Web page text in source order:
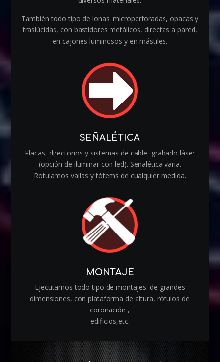
También todo tipo de lonas: microperforadas, opacas y
traslúcidas, con bastidores metálicos, directas a pared,
en cajones luminosos y en mástiles.
SEÑALÉTICA
Placas, directorios y sistemas de cable, grabado láser
(opción de iluminar con led). Señalética varia.
Rotulamos vallas y tótems de cualquier medida.
MONTAJE
Ejecutamos todo tipo de montajes: de grandes
dimensiones, con plataforma de altura, rótulos de
coronación ,
edificios,etc.